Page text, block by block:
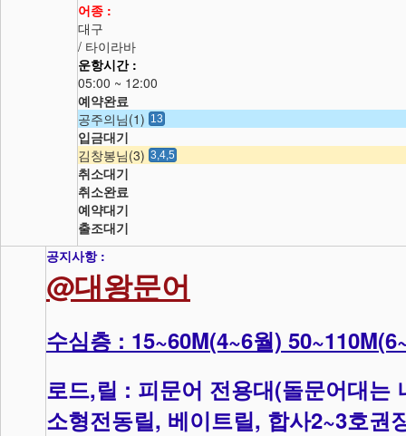
어종 :
대구
/ 타이라바
운항시간 :
05:00 ~ 12:00
예약완료
공주의님(1) 13
입금대기
김창봉님(3) 3,4,5
취소대기
취소완료
예약대기
출조대기
공지사항 :
@대왕문어
수심층 : 15~60M(4~6월)
로드,릴 : 피문어 전용대(돌문어대는
소형전동릴, 베이트릴, 합사2~3호권